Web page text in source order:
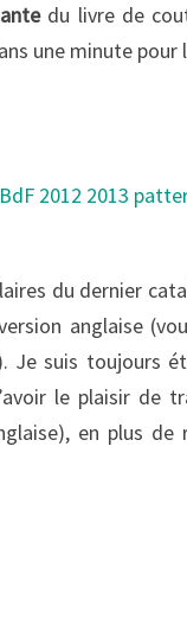
PATRONS
POUR
YEUX
du livre de
une minute pour
du dernier
anglaise
suis toujours
le plaisir de
en plus de